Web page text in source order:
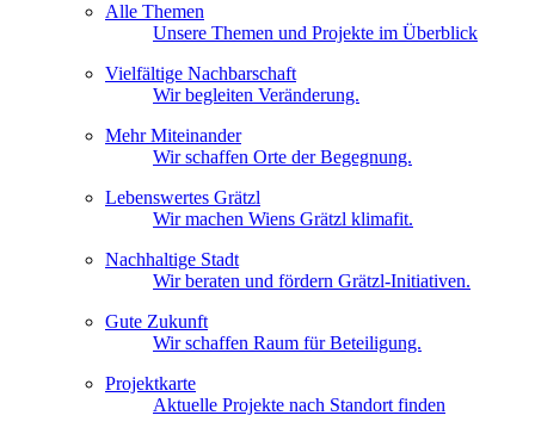
Alle Themen
Unsere Themen und Projekte im Überblick
Vielfältige Nachbarschaft
Wir begleiten Veränderung.
Mehr Miteinander
Wir schaffen Orte der Begegnung.
Lebenswertes Grätzl
Wir machen Wiens Grätzl klimafit.
Nachhaltige Stadt
Wir beraten und fördern Grätzl-Initiativen.
Gute Zukunft
Wir schaffen Raum für Beteiligung.
Projektkarte
Aktuelle Projekte nach Standort finden